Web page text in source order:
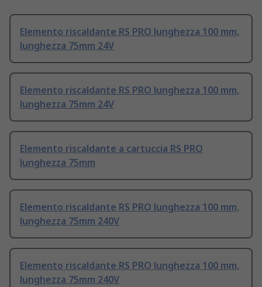
Elemento riscaldante RS PRO lunghezza 100 mm,
lunghezza 75mm 24V
Elemento riscaldante RS PRO lunghezza 100 mm,
lunghezza 75mm 24V
Elemento riscaldante a cartuccia RS PRO
lunghezza 75mm
Elemento riscaldante RS PRO lunghezza 100 mm,
lunghezza 75mm 240V
Elemento riscaldante RS PRO lunghezza 100 mm,
lunghezza 75mm 240V